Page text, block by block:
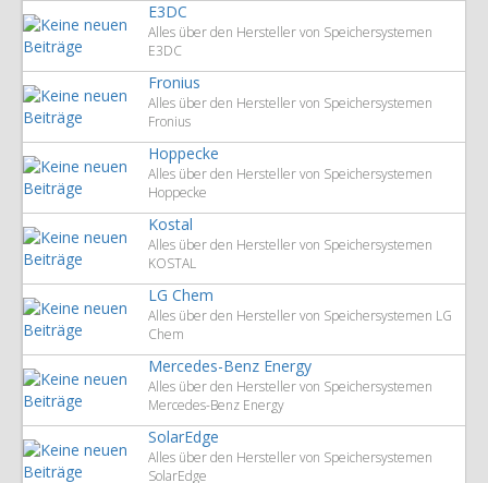
E3DC
Alles über den Hersteller von Speichersystemen
E3DC
Fronius
Alles über den Hersteller von Speichersystemen
Fronius
Hoppecke
Alles über den Hersteller von Speichersystemen
Hoppecke
Kostal
Alles über den Hersteller von Speichersystemen
KOSTAL
LG Chem
Alles über den Hersteller von Speichersystemen LG
Chem
Mercedes-Benz Energy
Alles über den Hersteller von Speichersystemen
Mercedes-Benz Energy
SolarEdge
Alles über den Hersteller von Speichersystemen
SolarEdge